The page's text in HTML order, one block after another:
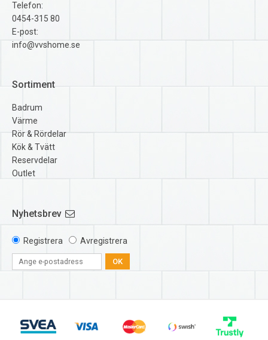
Telefon:
0454-315 80
E-post:
info@vvshome.se
Sortiment
Badrum
Värme
Rör & Rördelar
Kök & Tvätt
Reservdelar
Outlet
Nyhetsbrev
Registrera Avregistrera
OK